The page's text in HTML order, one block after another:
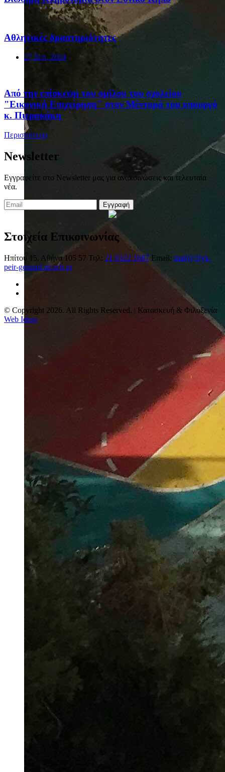
Αθλητικές δραστηριότητες
27 Σεπ, 2024
Από την επίσκεψη του ομίλου του σχολείου
"Εικονική Επιχείρηση" στον Μέντορά του υπουργό
κ. Πιερακάκη
Περισσότερα
Newsletter
Εγγραφείτε στο Newsletter μας για ανακοινώσεις και τελευταία
νέα.
Εγγραφή
Στοιχεία Επικοινωνίας
Ηπίτου 15, Αθήνα 105 57 Τηλ: 21 0322 1687 Email: mail@1lyk-
peir-gennad.att.sch.gr
© Copyright 2026. All Rights Reserved. | Κατασκευή & Φιλοξενία
Web Ideas